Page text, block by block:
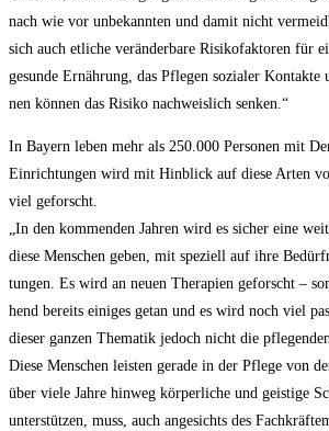
nach wie vor unbe­kann­ten und damit nicht
sich auch etli­che ver­än­der­ba­re Risi­ko­fak­to­ren für
gesun­de Ernäh­rung, das Pfle­gen sozia­ler
nen kön­nen das Risi­ko nach­weis­lich senken.“
In Bay­ern leben mehr als 250.000 Per­so­nen mit
Ein­rich­tun­gen wird mit Hin­blick auf die­se Arten
viel geforscht.
„In den kom­men­den Jah­ren wird es sicher eine
die­se Men­schen geben, mit spe­zi­ell auf ihre
tun­gen. Es wird an neu­en The­ra­pien geforscht –
hend bereits eini­ges getan und es wird noch viel
die­ser gan­zen The­ma­tik jedoch nicht die
Die­se Men­schen leis­ten gera­de in der Pfle­ge von
über vie­le Jah­re hin­weg kör­per­li­che und geis­ti­ge
unter­stüt­zen, muss, auch ange­sichts des